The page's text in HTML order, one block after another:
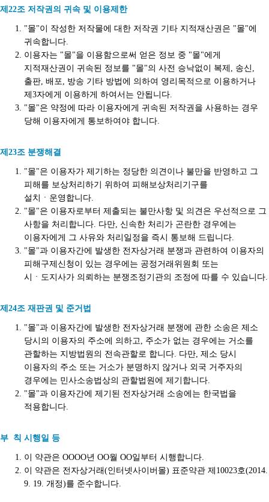
제22조 저작권의 귀속 및 이용제한
"몰"이 작성한 저작물에 대한 저작권 기타 지적재산권은 "몰"에
귀속합니다.
이용자는 "몰"을 이용함으로써 얻은 정보 중 "몰"에게
지적재산권이 귀속된 정보를 "몰"의 사전 승낙없이 복제, 송신,
출판, 배포, 방송 기타 방법에 의하여 영리목적으로 이용하거나
제3자에게 이용하게 하여서는 안됩니다.
"몰"은 약정에 따라 이용자에게 귀속된 저작권을 사용하는 경우
당해 이용자에게 통보하여야 합니다.
제23조 분쟁해결
"몰"은 이용자가 제기하는 정당한 의견이나 불만을 반영하고 그
피해를 보상처리하기 위하여 피해보상처리기구를
설치ㆍ운영합니다.
"몰"은 이용자로부터 제출되는 불만사항 및 의견은 우선적으로 그
사항을 처리합니다. 다만, 신속한 처리가 곤란한 경우에는
이용자에게 그 사유와 처리일정을 즉시 통보해 드립니다.
"몰"과 이용자간에 발생한 전자상거래 분쟁과 관련하여 이용자의
피해구제신청이 있는 경우에는 공정거래위원회 또는
시ㆍ도지사가 의뢰하는 분쟁조정기관의 조정에 따를 수 있습니다.
제24조 재판권 및 준거법
"몰"과 이용자간에 발생한 전자상거래 분쟁에 관한 소송은 제소
당시의 이용자의 주소에 의하고, 주소가 없는 경우에는 거소를
관할하는 지방법원의 전속관할로 합니다. 다만, 제소 당시
이용자의 주소 또는 거소가 분명하지 않거나 외국 거주자의
경우에는 민사소송법상의 관할법원에 제기합니다.
"몰"과 이용자간에 제기된 전자상거래 소송에는 한국법을
적용합니다.
부 칙 시행일 등
이 약관은 OOOO년 OO월 OO일부터 시행합니다.
이 약관은 전자상거래(인터넷사이버몰) 표준약관 제10023호(2014.
9. 19. 개정)를 준수합니다.